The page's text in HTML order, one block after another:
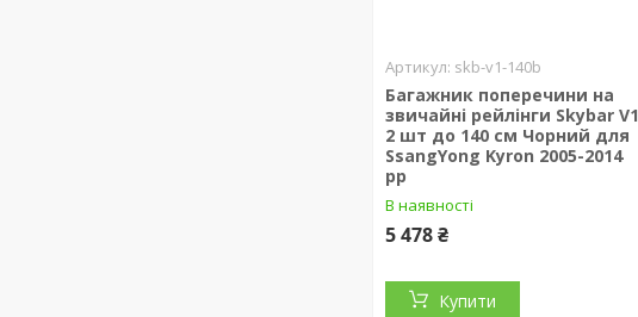
skb-v1-140b
Багажник поперечини на
звичайні рейлінги Skybar V1
2 шт до 140 см Чорний для
SsangYong Kyron 2005-2014
рр
В наявності
5 478 ₴
Купити